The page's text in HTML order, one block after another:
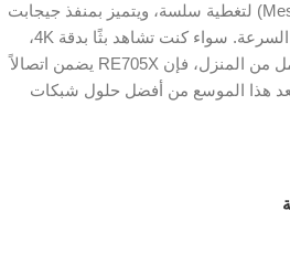
الطوابق. يدعم تقنية المش (Mesh) لتغطية سلسة، ويتميز بمنفذ جيجابت
إيثرنت لتوصيلات سلكية عالية السرعة. سواء كنت تشاهد بثًا بدقة 4K،
تلعب ألعابًا عبر الإنترنت، أو تعمل من المنزل، فإن RE705X يضمن اتصالاً
هذا الموسع من أفضل حلول شبكات